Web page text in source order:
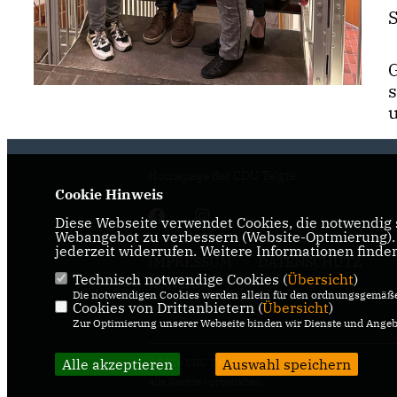
IMPRESSUM
DATENSCHUTZ
KONTAKT
@2026 CDU Telgte
Cookie Hinweis
Diese Webseite verwendet Cookies, die
Webangebot zu verbessern (Website-
jederzeit widerrufen. Weitere Informationen
Technisch notwendige Cookies (Übersicht)
Die notwendigen Cookies werden allein für den
Cookies von Drittanbietern (Übersicht)
Zur Optimierung unserer Webseite binden wir Dienste und
Alle akzeptieren Auswahl speichern